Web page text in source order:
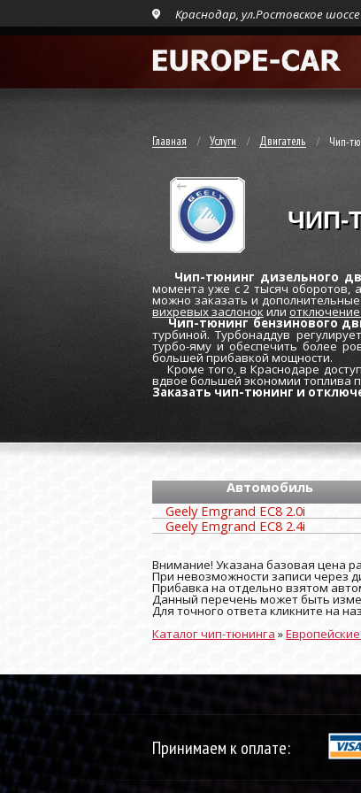
Краснодар, ул.Ростовское
Главная Услуги Двигатель Чип-
ЧИП-
Чип-тюнинг дизельного
момента уже c 2 тысяч оборотов,
можно заказать и
вихревых заслонокили
Чип-тюнинг бензинового
турбиной. Турбонаддув
турбо-яму и обеспечить более
большей прибавкой мощности.
Кроме того, в Краснодаре
вдвое большей экономии топлива
Заказать чип-тюнинг и
Автомобиль
Geely Emgrand EC8 2.0i
Geely Emgrand EC8 2.4i
Внимание! Указана базовая цена
При невозможности записи через
Прибавка на отдельно взятом
Данный перечень может быть
Для точного ответа кликните на
Каталог чип-тюнинга »
Принимаем к оплате: